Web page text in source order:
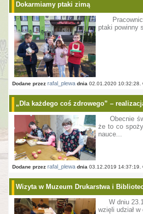
Dokarmiamy ptaki zimą
ptaki powinny
Dodane przez rafal_plewa dnia 02.01.2020 10:32:28.
„Dla każdego coś zdrowego” –
Obecnie
że to co
nauce...
Dodane przez rafal_plewa dnia 03.12.2019 14:37:19.
Wizyta w Muzeum Drukarstwa i
W dniu
wzięli udział